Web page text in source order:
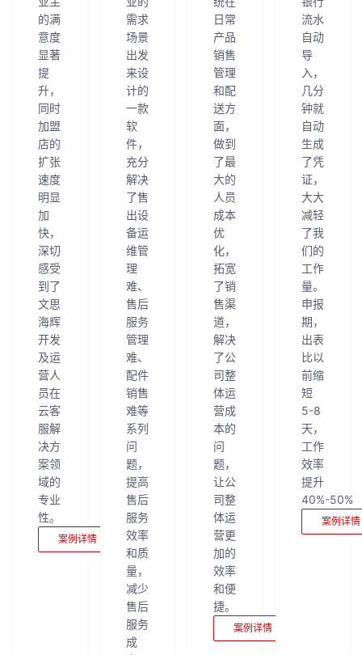
的满
意度
显著
提
升，
同时
加盟
店的
扩张
速度
明显
加
快，
深切
感受
到了
文思
海辉
开发
及运
营人
员在
云客
服解
决方
案领
域的
专业
性。
案例详情
需求
场景
出发
来设
计的
一款
软
件，
充分
解决
了售
出设
备运
维管
理
难、
售后
服务
管理
难、
配件
销售
难等
系列
问
题，
提高
售后
服务
效率
和质
量，
减少
售后
服务
成
日常
产品
销售
管理
和配
送方
面，
做到
了最
大的
人员
成本
优
化，
拓宽
了销
售渠
道，
解决
了公
司整
体运
营成
本的
问
题，
让公
司整
体运
营更
加的
效率
和便
捷。
案例详情
流水
自动
导
入，
几分
钟就
自动
生成
了凭
证，
大大
减轻
了我
们的
工作
量。
申报
期，
出表
比以
前缩
短
5-8
天，
工作
效率
提升
40%-50%
案例详情